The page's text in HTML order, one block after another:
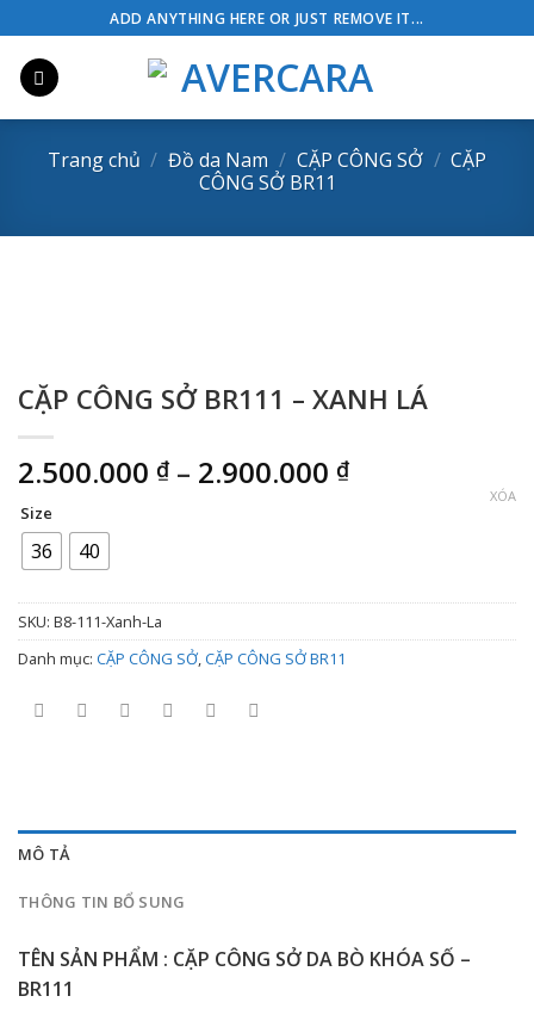
to
content
ADD ANYTHING HERE OR JUST REMOVE IT...
Trang chủ / Đồ da Nam / CẶP CÔNG SỞ / CẶP
CÔNG SỞ BR11
CẶP CÔNG SỞ BR111 – XANH LÁ
2.500.000 ₫ – 2.900.000 ₫Khoảng
2.900.000 ₫
Size
36 40
XÓA
SKU: B8-111-Xanh-La
Danh mục: CẶP CÔNG SỞ,CẶP CÔNG SỞ BR11
MÔ TẢ
THÔNG TIN BỔ SUNG
TÊN SẢN PHẨM : CẶP CÔNG SỞ DA BÒ KHÓA SỐ –
BR111